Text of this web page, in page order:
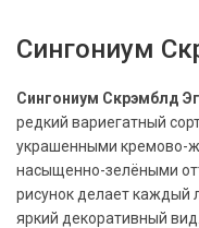
Сингониум
Сингониум Скрэмблд
редкий вариегатный
украшенными кремово-
насыщенно-зелёными
рисунок делает каждый
яркий декоративный